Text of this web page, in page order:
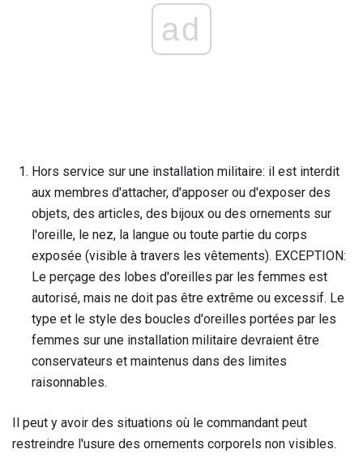
ad
Hors service sur une installation militaire: il est interdit
aux membres d'attacher, d'apposer ou d'exposer des
objets, des articles, des bijoux ou des ornements sur
l'oreille, le nez, la langue ou toute partie du corps
exposée (visible à travers les vêtements). EXCEPTION:
Le perçage des lobes d'oreilles par les femmes est
autorisé, mais ne doit pas être extrême ou excessif. Le
type et le style des boucles d'oreilles portées par les
femmes sur une installation militaire devraient être
conservateurs et maintenus dans des limites
raisonnables.
Il peut y avoir des situations où le commandant peut
restreindre l'usure des ornements corporels non visibles.